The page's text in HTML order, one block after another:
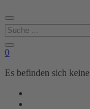
Suchen
nach:
0
Es befinden sich